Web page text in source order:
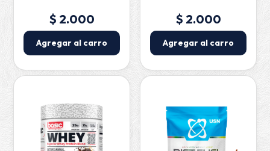
$ 2.000
Agregar al carro
$ 2.000
Agregar al carro